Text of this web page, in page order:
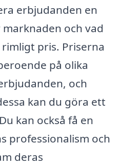
erbjudanden en
och vad
pris. Priserna
på olika
och
kan du göra ett
kan också få en
professionalism och
deras